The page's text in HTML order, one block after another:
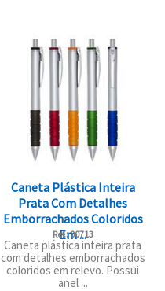
Caneta Plástica Inteira
Prata Com Detalhes
Emborrachados Coloridos
Em ...
Ref.: 00713
Caneta plástica inteira prata
com detalhes emborrachados
coloridos em relevo. Possui
anel ...